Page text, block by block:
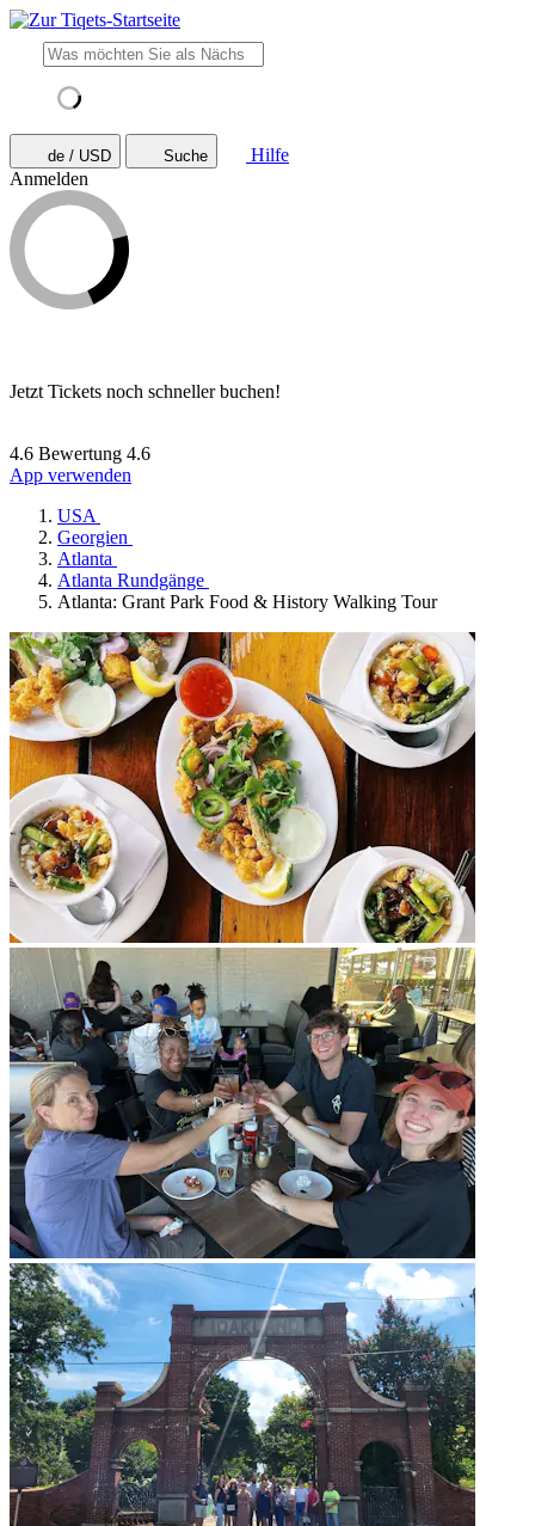
de / USD Suche
Hilfe
Anmelden
Jetzt Tickets noch schneller buchen!
4.6 Bewertung 4.6
App verwenden
USA
Georgien
Atlanta
Atlanta Rundgänge
Atlanta: Grant Park Food & History Walking Tour